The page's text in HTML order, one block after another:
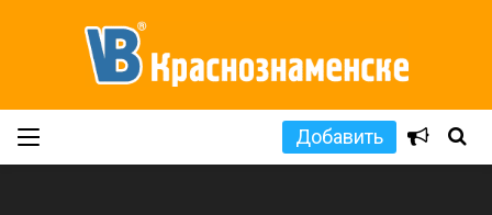
Добавить